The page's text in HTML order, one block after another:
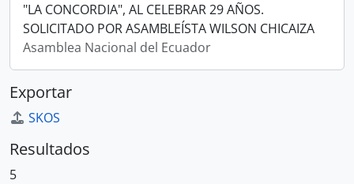
"LA CONCORDIA", AL CELEBRAR 29 AÑOS.
SOLICITADO POR ASAMBLEÍSTA WILSON CHICAIZA
Asamblea Nacional del Ecuador
Exportar
SKOS
Resultados
5